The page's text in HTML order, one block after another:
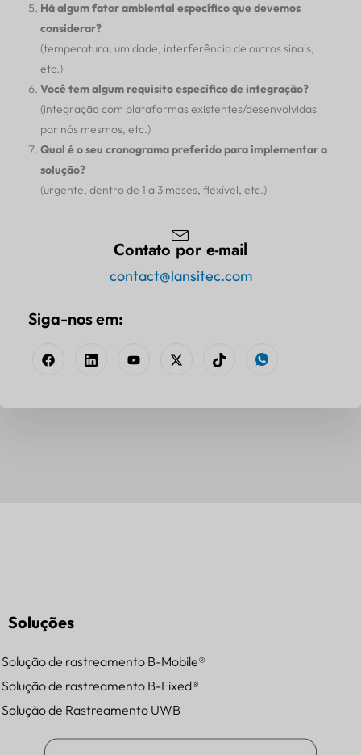
Há algum fator ambiental específico que devemos
considerar?
(temperatura, umidade, interferência de outros sinais,
etc.)
Você tem algum requisito específico de integração?
(integração com plataformas existentes/desenvolvidas
por nós mesmos, etc.)
Qual é o seu cronograma preferido para implementar a
solução?
(urgente, dentro de 1 a 3 meses, flexível, etc.)
Contato por e-mail
contact@lansitec.com
Siga-nos em:
Soluções
Solução de rastreamento B-Mobile®
Solução de rastreamento B-Fixed®
Solução de Rastreamento UWB